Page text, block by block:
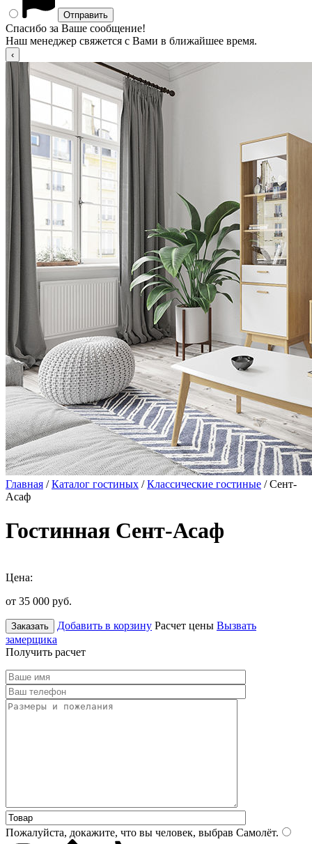
Спасибо за Ваше сообщение!
Наш менеджер свяжется с Вами в ближайшее время.
Главная /Каталог гостиных /Классические гостиные / Сент-
Асаф
Гостинная Сент-Асаф
Цена:
от 35 000 руб.
Заказать Добавить в корзину Расчет цены Вызвать
замерщика
Получить расчет
Пожалуйста, докажите, что вы человек, выбрав Самолёт.